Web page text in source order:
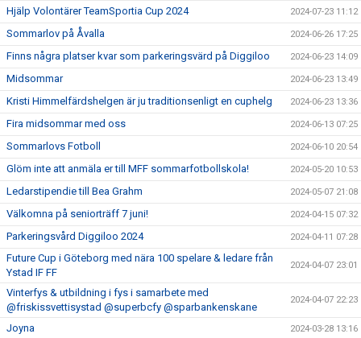
Hjälp Volontärer TeamSportia Cup 2024 2024-07-23 11:12
Sommarlov på Åvalla 2024-06-26 17:25
Finns några platser kvar som parkeringsvärd på Diggiloo 2024-06-23 14:09
Midsommar 2024-06-23 13:49
Kristi Himmelfärdshelgen är ju traditionsenligt en cuphelg 2024-06-23 13:36
Fira midsommar med oss 2024-06-13 07:25
Sommarlovs Fotboll 2024-06-10 20:54
Glöm inte att anmäla er till MFF sommarfotbollskola! 2024-05-20 10:53
Ledarstipendie till Bea Grahm 2024-05-07 21:08
Välkomna på seniorträff 7 juni! 2024-04-15 07:32
Parkeringsvård Diggiloo 2024 2024-04-11 07:28
Future Cup i Göteborg med nära 100 spelare & ledare från
Ystad IF FF
2024-04-07 23:01
Vinterfys & utbildning i fys i samarbete med
@friskissvettisystad @superbcfy @sparbankenskane
2024-04-07 22:23
Joyna 2024-03-28 13:16